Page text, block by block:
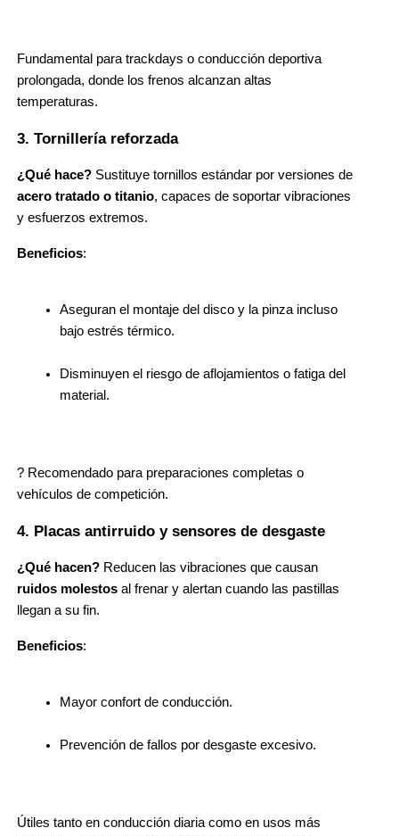
Fundamental para trackdays o conducción deportiva
prolongada, donde los frenos alcanzan altas
temperaturas.
3. Tornillería reforzada
¿Qué hace?
acero tratado o titanio, capaces de soportar vibraciones
y esfuerzos extremos.
Beneficios:
Aseguran el montaje del disco y la pinza incluso
bajo estrés térmico.
Disminuyen el riesgo de aflojamientos o fatiga del
material.
? Recomendado para preparaciones completas o
vehículos de competición.
4. Placas antirruido y sensores de desgaste
¿Qué hacen?
ruidos molestos al frenar y alertan cuando las pastillas
llegan a su fin.
Beneficios:
Mayor confort de conducción.
Prevención de fallos por desgaste excesivo.
Útiles tanto en conducción diaria como en usos más